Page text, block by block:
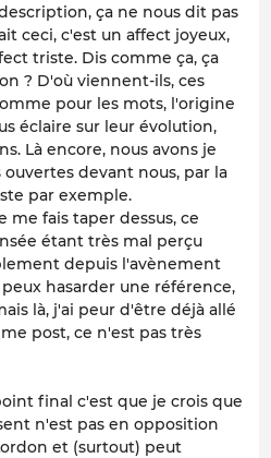
ça ne nous dit pas
ceci, c'est un affect joyeux,
triste. Dis comme ça, ça
? D'où viennent-ils, ces
pour les mots, l'origine
éclaire sur leur évolution,
Là encore, nous avons je
devant nous, par la
par exemple.
me fais taper dessus, ce
étant très mal perçu
depuis l'avènement
hasarder une référence,
là, j'ai peur d'être déjà allé
post, ce n'est pas très
final c'est que je crois que
n'est pas en opposition
et (surtout) peut